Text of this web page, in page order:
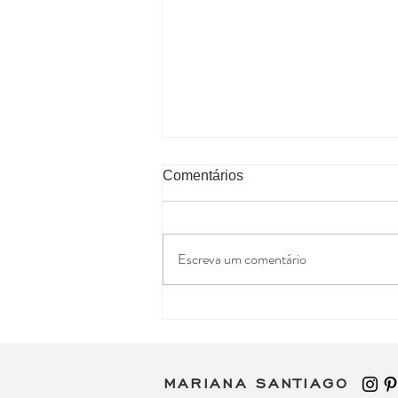
Comentários
Escreva um comentário
MARIANA SANTIAGO